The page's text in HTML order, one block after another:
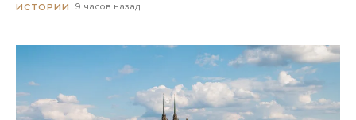
ИСТОРИИ 9 часов назад